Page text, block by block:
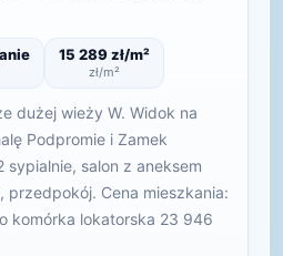
15 289 zł/m²
zł/m²
dużej wieży W. Widok na
Podpromie i Zamek
sypialnie, salon z aneksem
przedpokój. Cena mieszkania:
komórka lokatorska 23 946